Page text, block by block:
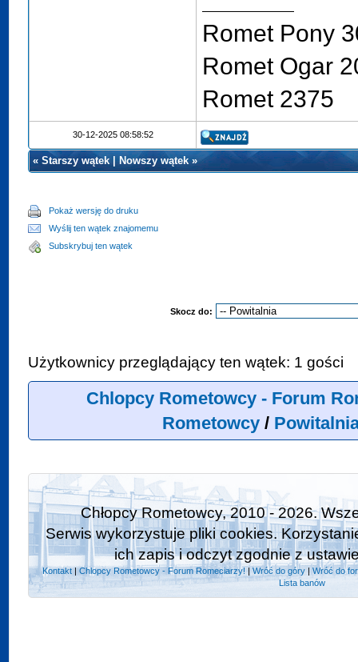
Romet Pony
Romet Ogar
Romet 2375
30-12-2025 08:58:52
«Starszy wątek Nowszy wątek»
Pokaż wersję do druku
Wyślij ten wątek znajomemu
Subskrybuj ten wątek
Skocz do:
Użytkownicy przeglądający ten wątek: 1 gości
Chlopcy Rometowcy - Forum
Rometowcy /
Chłopcy Rometowcy, 2010 - 2026.
Serwis wykorzystuje pliki cookies.
ich zapis i odczyt zgodnie z
Kontakt| Chlopcy Rometowcy - Forum Romeciarzy! |Wróć do góry| Wróć do
Lista banów